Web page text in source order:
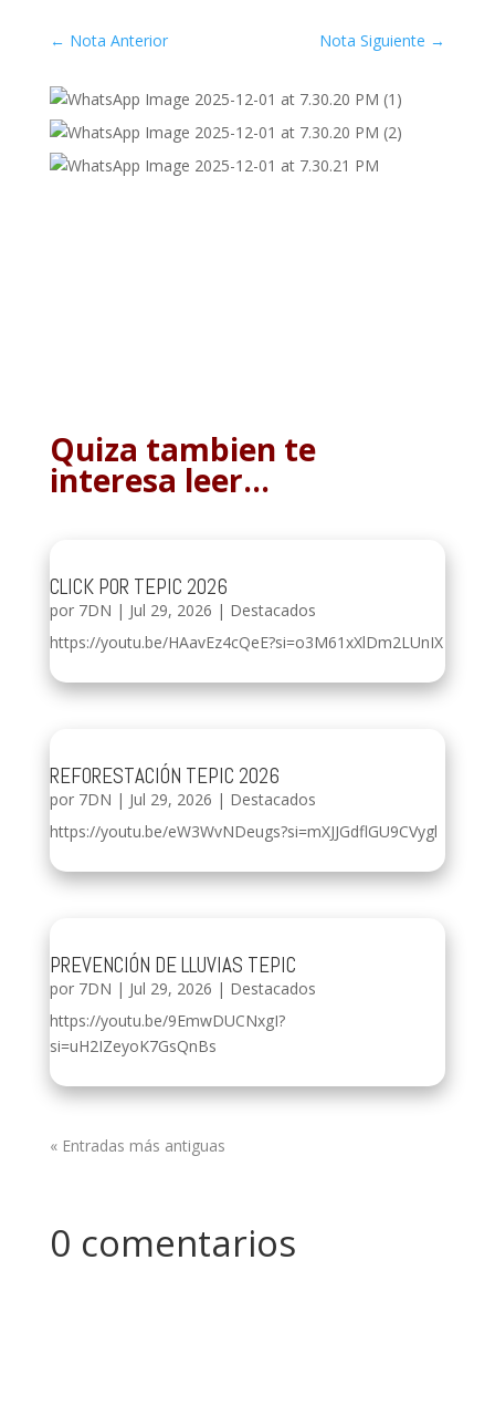
← Nota Anterior Nota Siguiente →
Quiza tambien te
interesa leer…
CLICK POR TEPIC 2026
por 7DN | Jul 29, 2026 | Destacados
https://youtu.be/HAavEz4cQeE?si=o3M61xXlDm2LUnIX
REFORESTACIÓN TEPIC 2026
por 7DN | Jul 29, 2026 | Destacados
https://youtu.be/eW3WvNDeugs?si=mXJJGdflGU9CVygl
PREVENCIÓN DE LLUVIAS TEPIC
por 7DN | Jul 29, 2026 | Destacados
https://youtu.be/9EmwDUCNxgI?
si=uH2IZeyoK7GsQnBs
« Entradas más antiguas
0 comentarios